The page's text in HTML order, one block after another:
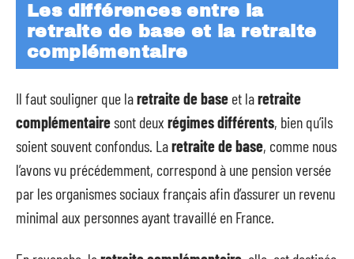
Les différences entre la
retraite de base et la retraite
complémentaire
Il faut souligner que laretraite de base et laretraite
complémentairesont deux régimes différents, bien qu’ils
soient souvent confondus. Laretraite de base, comme nous
l’avons vu précédemment, correspond à une pension versée
par les organismes sociaux français afin d’assurer un revenu
minimal aux personnes ayant travaillé en France.